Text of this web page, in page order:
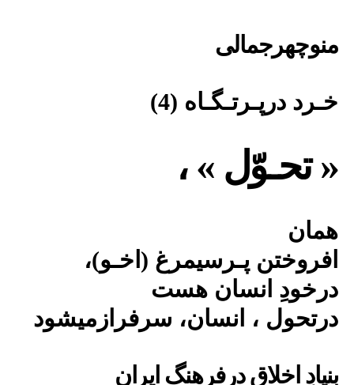
منوچهرجمالی
خـرد درپـرتـگـاه (4)
« تحـوّل » ،
همان
افروختن پـرسیمرغ (اخـو)،
درخودِ انسان هست
درتحول ، انسان، سرفرازمیشود
بنیادِ اخلاق درفرهنگ ایران